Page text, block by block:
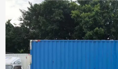
HUIS
ZHENGZHOU
COOPER
INDUSTRY
CO.,
LTD..
Rights
Reserved.